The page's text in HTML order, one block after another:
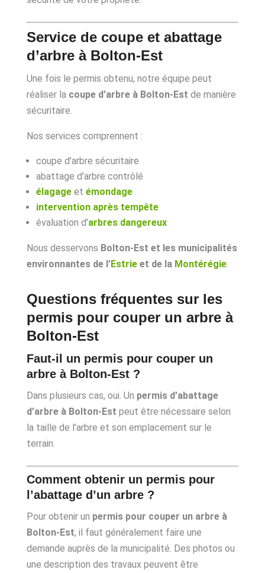
Service de coupe et abattage
d’arbre à Bolton-Est
Une fois le permis obtenu, notre équipe peut
réaliser la coupe d’arbre à Bolton-Est de manière
sécuritaire.
Nos services comprennent :
coupe d’arbre sécuritaire
abattage d’arbre contrôlé
élagageet émondage
intervention après tempête
évaluation d’arbres dangereux
Nous desservons Bolton-Est et les municipalités
environnantes de l’Estrieet de la Montérégie.
Questions fréquentes sur les
permis pour couper un arbre à
Bolton-Est
Faut-il un permis pour couper un
arbre à Bolton-Est ?
Dans plusieurs cas, oui. Un permis d’abattage
d’arbre à Bolton-Est peut être nécessaire selon
la taille de l’arbre et son emplacement sur le
terrain.
Comment obtenir un permis pour
l’abattage d’un arbre ?
Pour obtenir un permis pour couper un arbre à
Bolton-Est, il faut généralement faire une
demande auprès de la municipalité. Des photos ou
une description des travaux peuvent être